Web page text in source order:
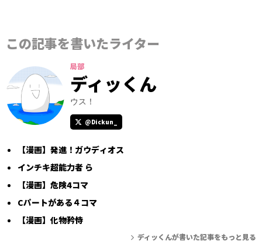
この記事を書いたライター
局部
ディッくん
ウス！
@Dickun_
【漫画】発進！ガウディオス
インチキ超能力者 ら
【漫画】危険4コマ
Cパートがある４コマ
【漫画】化物矜恃
ディッくんが書いた記事をもっと見る